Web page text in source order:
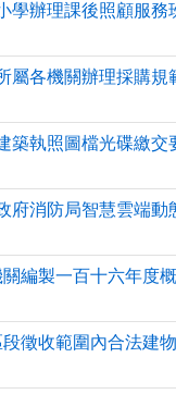
學辦理課後照顧服務
屬各機關辦理採購規
築執照圖檔光碟繳交
府消防局智慧雲端動
編製一百十六年度
徵收範圍內合法建